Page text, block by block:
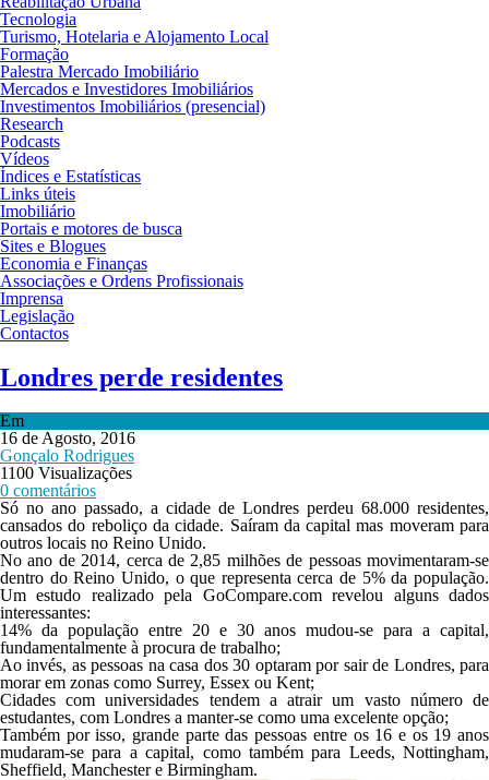
Tecnologia
Turismo, Hotelaria e Alojamento Local
Formação
Palestra Mercado Imobiliário
Mercados e Investidores Imobiliários
Investimentos Imobiliários (presencial)
Research
Podcasts
Vídeos
Índices e Estatísticas
Links úteis
Imobiliário
Portais e motores de busca
Sites e Blogues
Economia e Finanças
Associações e Ordens Profissionais
Imprensa
Legislação
Contactos
Londres perde residentes
Em
16 de Agosto, 2016
Gonçalo Rodrigues
1100 Visualizações
0 comentários
Só no ano passado, a cidade de Londres perdeu 68.000 residentes,
cansados do reboliço da cidade. Saíram da capital mas moveram para
outros locais no Reino Unido.
No ano de 2014, cerca de 2,85 milhões de pessoas movimentaram-se
dentro do Reino Unido, o que representa cerca de 5% da população.
Um estudo realizado pela GoCompare.com revelou alguns dados
interessantes:
14% da população entre 20 e 30 anos mudou-se para a capital,
fundamentalmente à procura de trabalho;
Ao invés, as pessoas na casa dos 30 optaram por sair de Londres, para
morar em zonas como Surrey, Essex ou Kent;
Cidades com universidades tendem a atrair um vasto número de
estudantes, com Londres a manter-se como uma excelente opção;
Também por isso, grande parte das pessoas entre os 16 e os 19 anos
mudaram-se para a capital, como também para Leeds, Nottingham,
Sheffield, Manchester e Birmingham.